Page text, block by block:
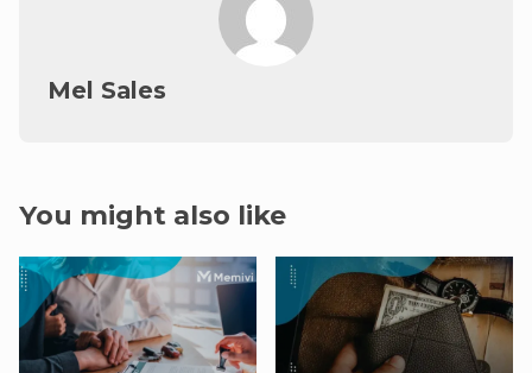
Mel Sales
You might also like